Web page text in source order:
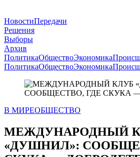
НовостиПередачи
Решения
Выборы
Архив
ПолитикаОбществоЭкономика
ПолитикаОбществоЭкономика
В МИРЕОБЩЕСТВО
МЕЖДУНАРОДНЫЙ
«ДУШНИЛ»: